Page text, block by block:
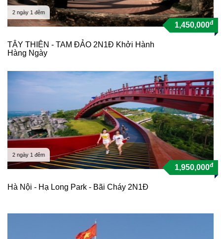
2 ngày 1 đêm
1,450,000đ
TÂY THIÊN - TAM ĐẢO 2N1Đ Khởi Hành
Hàng Ngày
2 ngày 1 đêm
1,950,000đ
Hà Nội - Hạ Long Park - Bãi Cháy 2N1Đ